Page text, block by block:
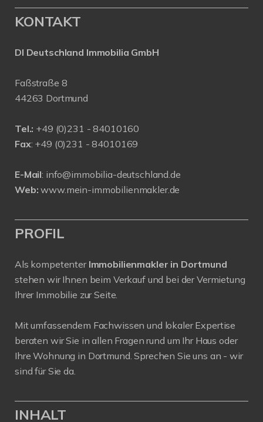
KONTAKT
DI Deutschland Immobilia GmbH
Faßstraße 8
44263 Dortmund
Tel.: +49 (0)231 - 84010160
Fax: +49 (0)231 - 84010169
E-Mail: info@immobilia-deutschland.de
Web: www.mein-immobilienmakler.de
PROFIL
Als kompetenter Immobilienmakler in Dortmund
stehen wir Ihnen beim Verkauf und bei der Vermietung
Ihrer Immobilie zur Seite.
Mit umfassendem Fachwissen und lokaler Expertise
beraten wir Sie in allen Fragen rund um Ihr Haus oder
Ihre Wohnung in Dortmund. Sprechen Sie uns an - wir
sind für Sie da.
INHALT